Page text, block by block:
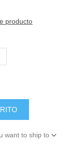
producto
want to ship to